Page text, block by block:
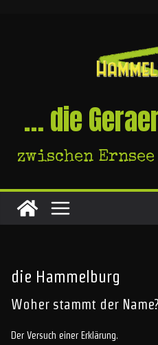
… die
zwischen
die Hammelburg
Woher stammt der Name?
Der Versuch einer Erklärung.